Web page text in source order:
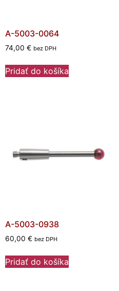
A-5003-0064
74,00 € bez DPH
Pridať do košíka
A-5003-0938
60,00 € bez DPH
Pridať do košíka